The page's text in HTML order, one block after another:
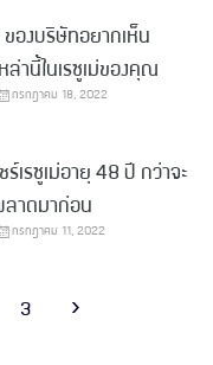
ของบริษัทอยากเห็น
านี้ในเรซูเม่ของคุณ
กรกฎาคม 18, 2022
เรซูเม่อายุ 48 ปี กว่าจะ
ลาดมาก่อน
กรกฎาคม 11, 2022
3 ›